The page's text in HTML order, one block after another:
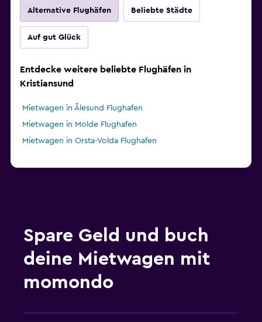
Alternative Flughäfen Beliebte Städte
Auf gut Glück
Entdecke weitere beliebte Flughäfen in
Kristiansund
Mietwagen in Ålesund Flughafen
Mietwagen in Molde Flughafen
Mietwagen in Orsta-Volda Flughafen
Spare Geld und buch
deine Mietwagen mit
momondo